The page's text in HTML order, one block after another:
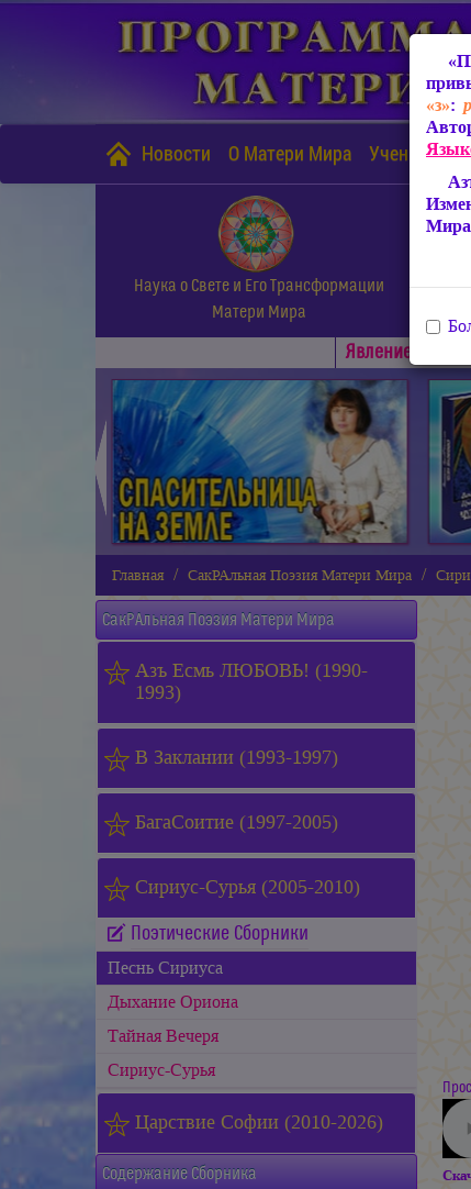
Новости О Матери Мира Учение
Наука о Свете и Его Трансформации
Матери Мира
Явлениe
◄
Главная СакРАльная Поэзия Матери Мира
СакРАльная Поэзия Матери Мира
Азъ Есмь ЛЮБОВЬ! (1990-
1993)
В Заклании (1993-1997)
БагаСоитие (1997-2005)
Сириус-Сурья (2005-2010)
Поэтические Сборники
Песнь Сириуса
Дыхание Ориона
Тайная Вечеря
Сириус-Сурья
Царствие Софии (2010-2026)
Содержание Сборника
«з»: